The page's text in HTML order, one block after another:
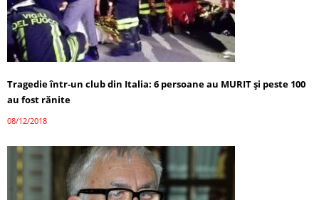
Tragedie într-un club din Italia: 6 persoane au MURIT şi peste 100
au fost rănite
08/12/2018